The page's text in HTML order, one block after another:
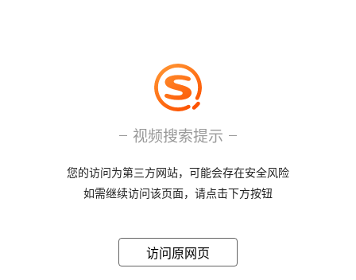
视频搜索提示
您的访问为第三方网站，可能会存在安全风险
如需继续访问该页面，请点击下方按钮
访问原网页